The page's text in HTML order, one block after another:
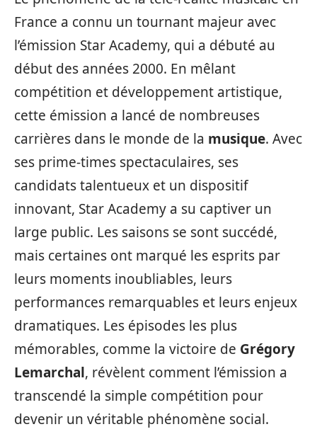
France a connu un tournant majeur avec
l’émission Star Academy, qui a débuté au
début des années 2000. En mêlant
compétition et développement artistique,
cette émission a lancé de nombreuses
carrières dans le monde de la musique. Avec
ses prime-times spectaculaires, ses
candidats talentueux et un dispositif
innovant, Star Academy a su captiver un
large public. Les saisons se sont succédé,
mais certaines ont marqué les esprits par
leurs moments inoubliables, leurs
performances remarquables et leurs enjeux
dramatiques. Les épisodes les plus
mémorables, comme la victoire de Grégory
Lemarchal, révèlent comment l’émission a
transcendé la simple compétition pour
devenir un véritable phénomène social.